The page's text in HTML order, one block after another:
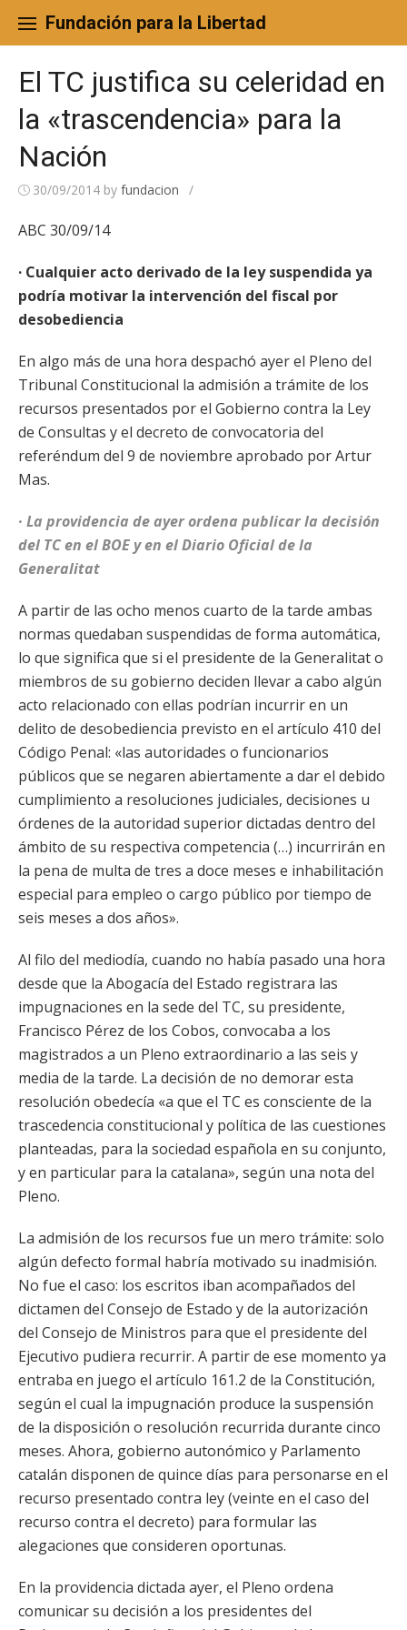
content
Fundación para la Libertad
El TC justifica su celeridad en
la «trascendencia» para la
Nación
30/09/2014 by fundacion /
ABC 30/09/14
· Cualquier acto derivado de la ley suspendida ya
podría motivar la intervención del fiscal por
desobediencia
En algo más de una hora despachó ayer el Pleno del
Tribunal Constitucional la admisión a trámite de los
recursos presentados por el Gobierno contra la Ley
de Consultas y el decreto de convocatoria del
referéndum del 9 de noviembre aprobado por Artur
Mas.
· La providencia de ayer ordena publicar la decisión
del TC en el BOE y en el Diario Oficial de la
Generalitat
A partir de las ocho menos cuarto de la tarde ambas
normas quedaban suspendidas de forma automática,
lo que significa que si el presidente de la Generalitat o
miembros de su gobierno deciden llevar a cabo algún
acto relacionado con ellas podrían incurrir en un
delito de desobediencia previsto en el artículo 410 del
Código Penal: «las autoridades o funcionarios
públicos que se negaren abiertamente a dar el debido
cumplimiento a resoluciones judiciales, decisiones u
órdenes de la autoridad superior dictadas dentro del
ámbito de su respectiva competencia (…) incurrirán en
la pena de multa de tres a doce meses e inhabilitación
especial para empleo o cargo público por tiempo de
seis meses a dos años».
Al filo del mediodía, cuando no había pasado una hora
desde que la Abogacía del Estado registrara las
impugnaciones en la sede del TC, su presidente,
Francisco Pérez de los Cobos, convocaba a los
magistrados a un Pleno extraordinario a las seis y
media de la tarde. La decisión de no demorar esta
resolución obedecía «a que el TC es consciente de la
trascedencia constitucional y política de las cuestiones
planteadas, para la sociedad española en su conjunto,
y en particular para la catalana», según una nota del
Pleno.
La admisión de los recursos fue un mero trámite: solo
algún defecto formal habría motivado su inadmisión.
No fue el caso: los escritos iban acompañados del
dictamen del Consejo de Estado y de la autorización
del Consejo de Ministros para que el presidente del
Ejecutivo pudiera recurrir. A partir de ese momento ya
entraba en juego el artículo 161.2 de la Constitución,
según el cual la impugnación produce la suspensión
de la disposición o resolución recurrida durante cinco
meses. Ahora, gobierno autonómico y Parlamento
catalán disponen de quince días para personarse en el
recurso presentado contra ley (veinte en el caso del
recurso contra el decreto) para formular las
alegaciones que consideren oportunas.
En la providencia dictada ayer, el Pleno ordena
comunicar su decisión a los presidentes del